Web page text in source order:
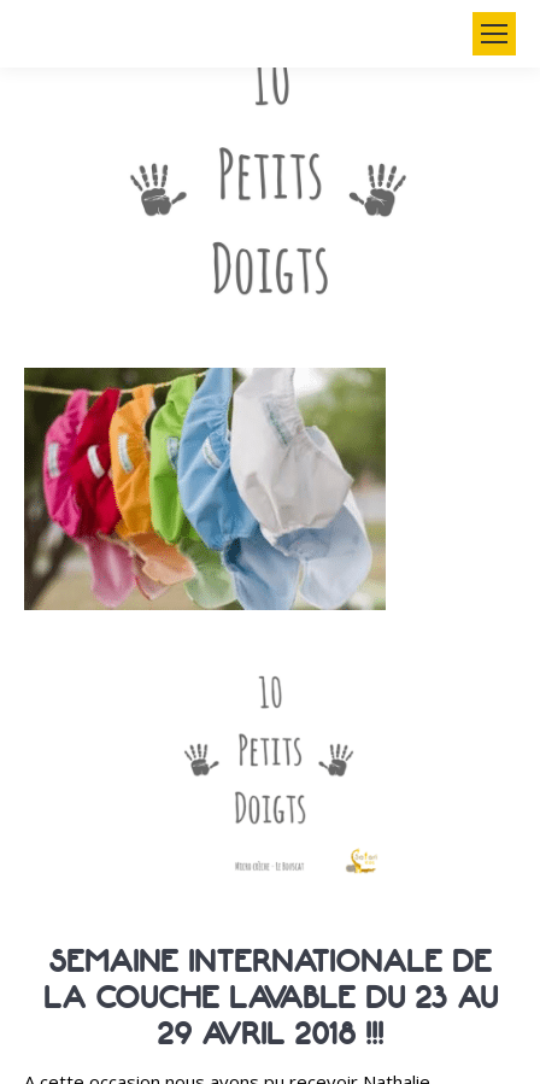
Search:
SEMAINE INTERNATIONALE DE
LA COUCHE LAVABLE DU 23 AU
29 AVRIL 2018 !!!